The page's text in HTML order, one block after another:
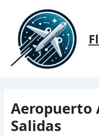
contenido
Aeropuerto
Salidas